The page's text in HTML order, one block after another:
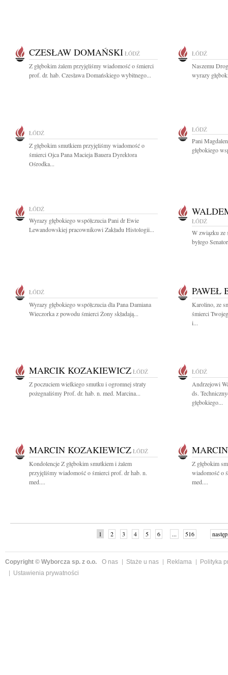
CZESŁAW DOMAŃSKI ŁÓDŹ
Z głębokim żalem przyjęliśmy wiadomość o śmierci
prof. dr. hab. Czesława Domańskiego wybitnego...
ŁÓDŹ
Naszemu
wyrazy
ŁÓDŹ
Z głębokim smutkiem przyjęliśmy wiadomość o
śmierci Ojca Pana Macieja Bauera Dyrektora
Ośrodka...
ŁÓDŹ
Pani
głębokiego
ŁÓDŹ
Wyrazy głębokiego współczucia Pani dr Ewie
Lewandowskiej pracownikowi Zakładu Histologii...
ŁÓDŹ
W związku ze
byłego
ŁÓDŹ
Wyrazy głębokiego współczucia dla Pana Damiana
Wieczorka z powodu śmierci Żony składają...
PAWEŁ
Karolino, ze
śmierci
i...
MARCIK KOZAKIEWICZ ŁÓDŹ
Z poczuciem wielkiego smutku i ogromnej straty
pożegnaliśmy Prof. dr. hab. n. med. Marcina...
ŁÓDŹ
Andrzejowi
ds.
głębokiego...
MARCIN KOZAKIEWICZ ŁÓDŹ
Kondolencje Z głębokim smutkiem i żalem
przyjęliśmy wiadomość o śmierci prof. dr hab. n.
med....
Z głębokim
wiadomość o
med....
1 2 3 4 5 6 ... 516
Copyright © Wyborcza sp. z o.o. O nas Staże u nas Reklama
Polityka
Ustawienia prywatności